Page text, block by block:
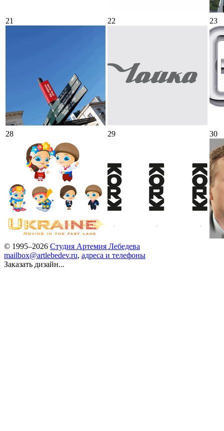
21 22 23
28 29 30
© 1995–2026 Студия Артемия Лебедева
mailbox@artlebedev.ru, адреса и телефоны
Заказать дизайн...